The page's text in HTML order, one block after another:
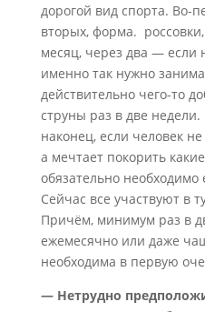
дорогой вид спорта. Во-
вторых, форма.
месяц, через два — если
именно так нужно
действительно чего-то
струны раз в две
наконец, если человек
а мечтает покорить
обязательно
Сейчас все участвуют в
Причём, минимум раз в
ежемесячно или даже
необходима в первую
— Нетрудно